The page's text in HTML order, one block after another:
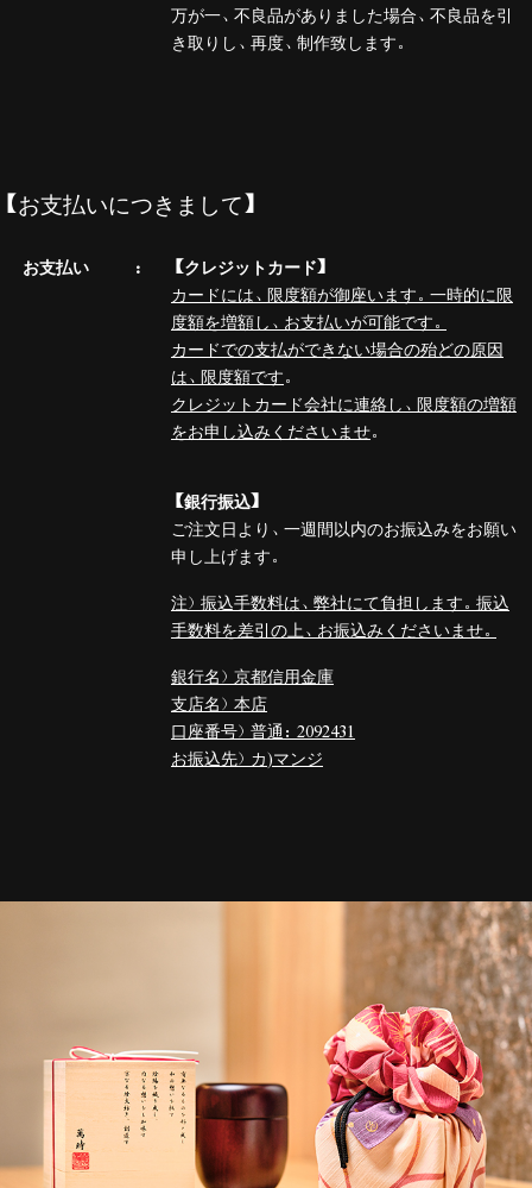
万が一、不良品がありました場合、不良品を引
き取りし、再度、制作致します。
【お支払いにつきまして】
お支払い
【クレジットカード】
カードには、限度額が御座います。一時的に限
度額を増額し、お支払いが可能です。
カードでの支払ができない場合の殆どの原因
は、限度額です。
クレジットカード会社に連絡し、限度額の増額
をお申し込みくださいませ。
【銀行振込】
ご注文日より、一週間以内のお振込みをお願い
申し上げます。
注）振込手数料は、弊社にて負担します。振込
手数料を差引の上、お振込みくださいませ。
銀行名）京都信用金庫
支店名）本店
口座番号）普通：2092431
お振込先）カ)マンジ